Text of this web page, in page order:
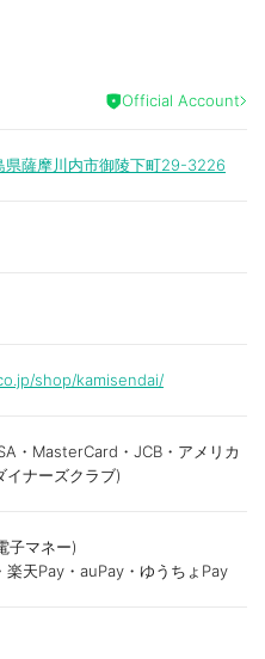
Official Account
県薩摩川内市御陵下町29-3226
shop/kamisendai/
・MasterCard・JCB・アメリカ
イナーズクラブ)
子マネー)
楽天Pay・auPay・ゆうちょPay